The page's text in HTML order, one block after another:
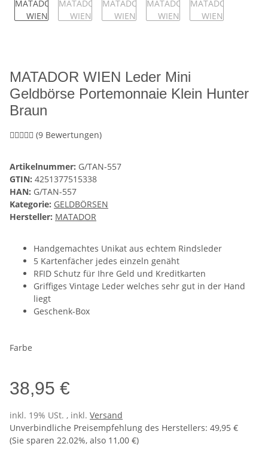
MATADOR WIEN Leder Mini
Geldbörse Portemonnaie Klein Hunter
Braun
(9 Bewertungen)
Artikelnummer: G/TAN-557
GTIN: 4251377515338
HAN: G/TAN-557
Kategorie: GELDBÖRSEN
Hersteller: MATADOR
Handgemachtes Unikat aus echtem Rindsleder
5 Kartenfächer jedes einzeln genäht
RFID Schutz für Ihre Geld und Kreditkarten
Griffiges Vintage Leder welches sehr gut in der Hand
liegt
Geschenk-Box
Farbe
38,95 €
inkl. 19% USt. , inkl. Versand
Unverbindliche Preisempfehlung des Herstellers: 49,95 €
(Sie sparen 22.02%, also 11,00 €)